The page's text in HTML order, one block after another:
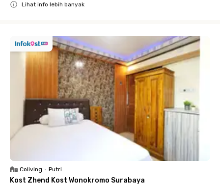
Lihat info lebih banyak
Coliving • Putri
Kost Zhend Kost Wonokromo Surabaya